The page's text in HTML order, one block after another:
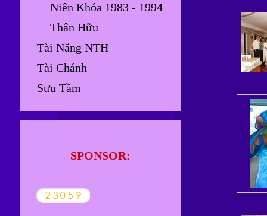
Niên Khóa 1983 - 1994
Thân Hữu
Tài Năng NTH
Tài Chánh
Sưu Tầm
SPONSOR: